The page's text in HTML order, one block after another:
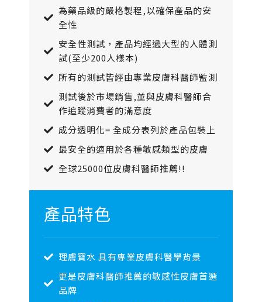
產品特色
理膚寶水 具有專業皮膚科醫學背景
更是皮膚科醫師推薦的敏感性皮膚首選
品牌
為藥品級的嚴格製程,以確保產品的安
全性
安全性測試，產品均經過大型的人體測
試(至少200人樣本)
所有的測試皆經由專業皮膚科醫師監測
測試後於市場銷售,並與皮膚科醫師合
作追蹤消費者的滿意度
成分透明化= 全成分表列於產品包裝上
最安全的適用於各種敏感類型的皮膚
全球25000位皮膚科醫師推薦!!